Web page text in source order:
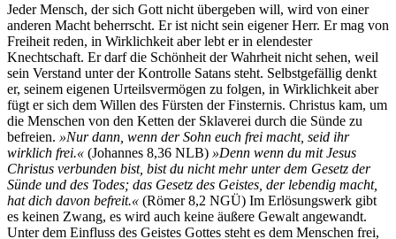
Jeder Mensch, der sich Gott nicht übergeben will, wird von einer
anderen Macht beherrscht. Er ist nicht sein eigener Herr. Er mag von
Freiheit reden, in Wirklichkeit aber lebt er in elendester
Knechtschaft. Er darf die Schönheit der Wahrheit nicht sehen, weil
sein Verstand unter der Kontrolle Satans steht. Selbstgefällig denkt
er, seinem eigenen Urteilsvermögen zu folgen, in Wirklichkeit aber
fügt er sich dem Willen des Fürsten der Finsternis. Christus kam, um
die Menschen von den Ketten der Sklaverei durch die Sünde zu
befreien. »Nur dann, wenn der Sohn euch frei macht, seid ihr
wirklich frei.« (Johannes 8,36 NLB) »Denn wenn du mit Jesus
Christus verbunden bist, bist du nicht mehr unter dem Gesetz der
Sünde und des Todes; das Gesetz des Geistes, der lebendig macht,
hat dich davon befreit.« (Römer 8,2 NGÜ) Im Erlösungswerk gibt
es keinen Zwang, es wird auch keine äußere Gewalt angewandt.
Unter dem Einfluss des Geistes Gottes steht es dem Menschen frei,